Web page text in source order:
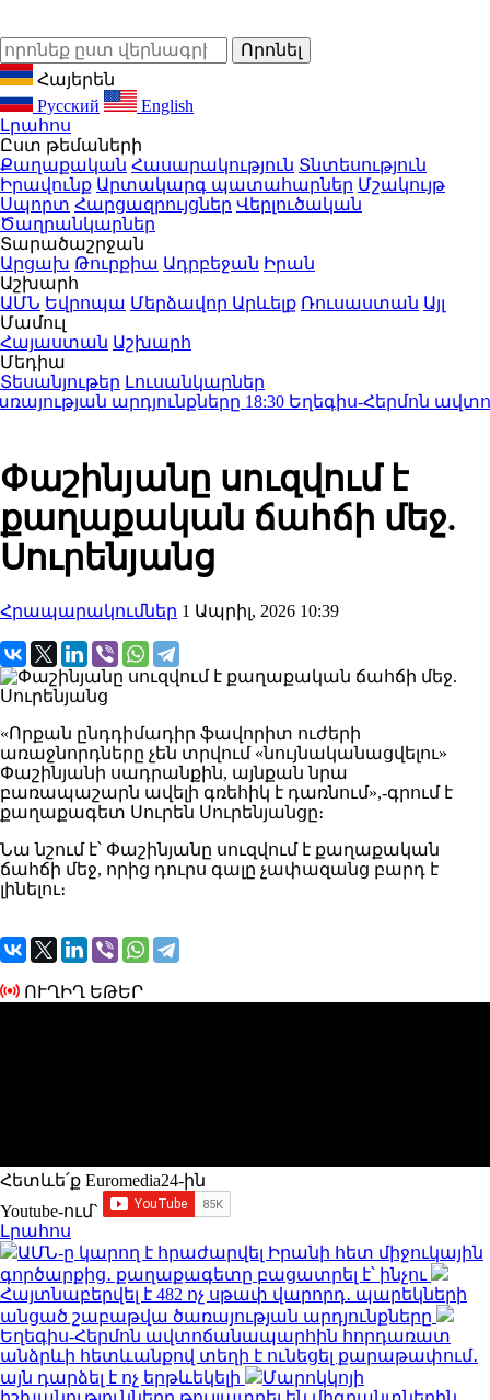
Հայերեն
Русский
English
Լրահոս
Ըստ թեմաների
Քաղաքական Հասարակություն Տնտեսություն
Իրավունք Արտակարգ պատահարներ Մշակույթ
Սպորտ Հարցազրույցներ Վերլուծական
Ծաղրանկարներ
Տարածաշրջան
Արցախ Թուրքիա Ադրբեջան Իրան
Աշխարհ
ԱՄՆ Եվրոպա Մերձավոր Արևելք Ռուսաստան Այլ
Մամուլ
Հայաստան Աշխարհ
Մեդիա
Տեսանյութեր Լուսանկարներ
արդյունքները18:30Եղեգիս-Հերմոն
Փաշինյանը սուզվում է
քաղաքական ճահճի մեջ.
Սուրենյանց
Հրապարակումներ 1 Ապրիլ, 2026 10:39
«Որքան ընդդիմադիր ֆավորիտ ուժերի
առաջնորդները չեն տրվում «նույնականացվելու»
Փաշինյանի սադրանքին, այնքան նրա
բառապաշարն ավելի գռեհիկ է դառնում»,-գրում է
քաղաքագետ Սուրեն Սուրենյանցը։
Նա նշում է՝ Փաշինյանը սուզվում է քաղաքական
ճահճի մեջ, որից դուրս գալը չափազանց բարդ է
լինելու։
ՈՒՂԻՂ ԵԹԵՐ
Հետևե՛ք Euromedia24-ին
Youtube-ում`
Լրահոս
ԱՄՆ-ը կարող է հրաժարվել Իրանի հետ միջուկային
գործարքից․ քաղաքագետը բացատրել է՝ ինչու
Հայտնաբերվել է 482 ոչ սթափ վարորդ․ պարեկների
անցած շաբաթվա ծառայության արդյունքները
Եղեգիս-Հերմոն ավտոճանապարհին հորդառատ
անձրևի հետևանքով տեղի է ունեցել քարաթափում․
այն դարձել է ոչ երթևեկելի
Մարոկկոյի